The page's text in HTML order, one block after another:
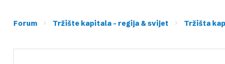
Forum › Tržište kapitala – regija & svijet › Tržišta